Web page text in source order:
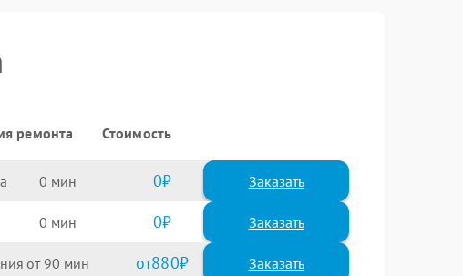
ремонта Стоимость
0 0 Заказать
0 0 Заказать
90 880